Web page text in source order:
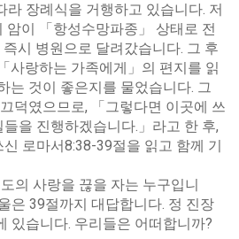
라 장례식을 거행하고 있습니다. 저
암이 「항성수망파종」 상태로 전
시 병원으로 달려갔습니다. 그 후
사랑하는 가족에게」의 편지를 읽
는 것이 좋은지를 물었습니다. 그
덕였으므로, 「그렇다면 이곳에 쓰
을 진행하겠습니다.」라고 한 후,
로마서8:38-39절을 읽고 함께 기
의 사랑을 끊을 자는 누구입니
은 39절까지 대답합니다. 정 진장
있습니다. 우리들은 어떠합니까?